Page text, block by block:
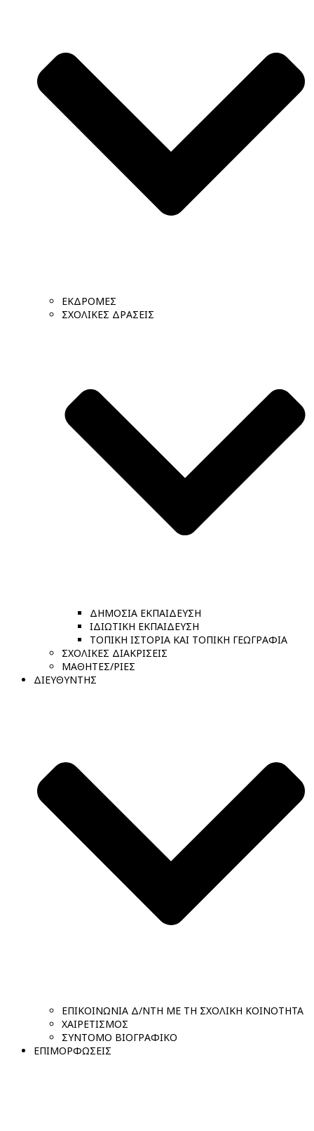
ΕΚΔΡΟΜΕΣ
ΣΧΟΛΙΚΕΣ ΔΡΑΣΕΙΣ
ΔΗΜΟΣΙΑ ΕΚΠΑΙΔΕΥΣΗ
ΙΔΙΩΤΙΚΗ ΕΚΠΑΙΔΕΥΣΗ
ΤΟΠΙΚΗ ΙΣΤΟΡΙΑ ΚΑΙ ΤΟΠΙΚΗ ΓΕΩΓΡΑΦΙΑ
ΣΧΟΛΙΚΕΣ ΔΙΑΚΡΙΣΕΙΣ
ΜΑΘΗΤΕΣ/ΡΙΕΣ
ΔΙΕΥΘΥΝΤΗΣ
ΕΠΙΚΟΙΝΩΝΙΑ Δ/ΝΤΗ ΜΕ ΤΗ ΣΧΟΛΙΚΗ ΚΟΙΝΟΤΗΤΑ
ΧΑΙΡΕΤΙΣΜΟΣ
ΣΥΝΤΟΜΟ ΒΙΟΓΡΑΦΙΚΟ
ΕΠΙΜΟΡΦΩΣΕΙΣ